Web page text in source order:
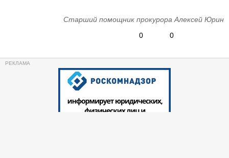
Старший помощник прокурора Алексей Юрин
0
0